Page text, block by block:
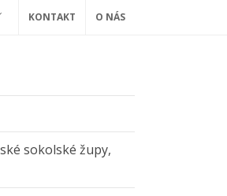
KONTAKT O NÁS
sokolské župy,